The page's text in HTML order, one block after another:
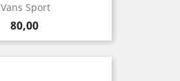
Vans Sport
Precio
80,00